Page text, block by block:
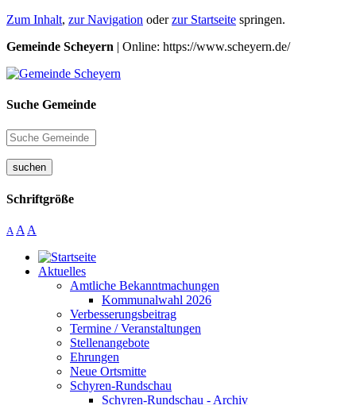
Zum Inhalt, zur Navigation oderzur Startseite springen.
Gemeinde Scheyern | Online: https://www.scheyern.de/
Suche Gemeinde
suchen
Schriftgröße
A A A
Aktuelles
Amtliche Bekanntmachungen
Kommunalwahl 2026
Verbesserungsbeitrag
Termine / Veranstaltungen
Stellenangebote
Ehrungen
Neue Ortsmitte
Schyren-Rundschau
Schyren-Rundschau - Archiv